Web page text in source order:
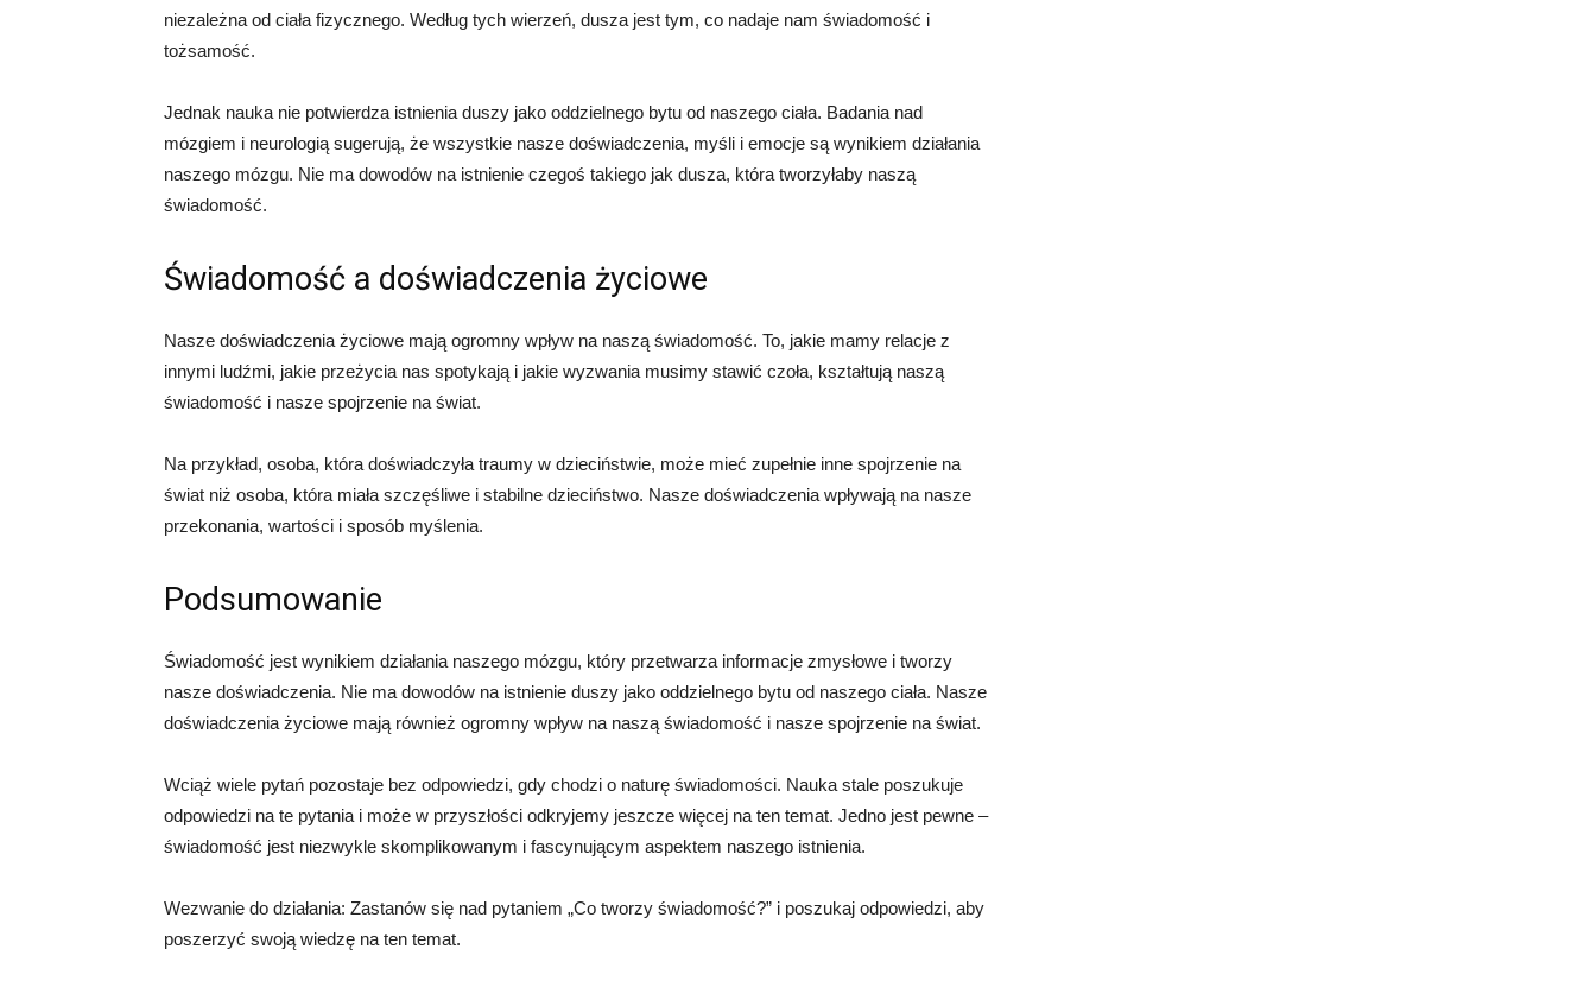
niezależna od ciała fizycznego. Według tych wierzeń, dusza jest tym, co nadaje nam świadomość i
tożsamość.
Jednak nauka nie potwierdza istnienia duszy jako oddzielnego bytu od naszego ciała. Badania nad
mózgiem i neurologią sugerują, że wszystkie nasze doświadczenia, myśli i emocje są wynikiem działania
naszego mózgu. Nie ma dowodów na istnienie czegoś takiego jak dusza, która tworzyłaby naszą
świadomość.
Świadomość a doświadczenia życiowe
Nasze doświadczenia życiowe mają ogromny wpływ na naszą świadomość. To, jakie mamy relacje z
innymi ludźmi, jakie przeżycia nas spotykają i jakie wyzwania musimy stawić czoła, kształtują naszą
świadomość i nasze spojrzenie na świat.
Na przykład, osoba, która doświadczyła traumy w dzieciństwie, może mieć zupełnie inne spojrzenie na
świat niż osoba, która miała szczęśliwe i stabilne dzieciństwo. Nasze doświadczenia wpływają na nasze
przekonania, wartości i sposób myślenia.
Podsumowanie
Świadomość jest wynikiem działania naszego mózgu, który przetwarza informacje zmysłowe i tworzy
nasze doświadczenia. Nie ma dowodów na istnienie duszy jako oddzielnego bytu od naszego ciała. Nasze
doświadczenia życiowe mają również ogromny wpływ na naszą świadomość i nasze spojrzenie na świat.
Wciąż wiele pytań pozostaje bez odpowiedzi, gdy chodzi o naturę świadomości. Nauka stale poszukuje
odpowiedzi na te pytania i może w przyszłości odkryjemy jeszcze więcej na ten temat. Jedno jest pewne –
świadomość jest niezwykle skomplikowanym i fascynującym aspektem naszego istnienia.
Wezwanie do działania: Zastanów się nad pytaniem „Co tworzy świadomość?” i poszukaj odpowiedzi, aby
poszerzyć swoją wiedzę na ten temat.